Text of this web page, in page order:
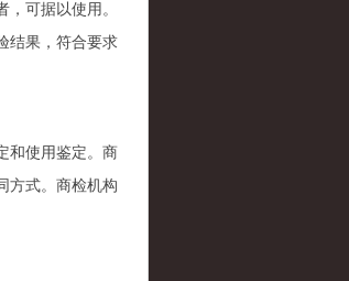
可据以使用。
结果，符合要求
和使用鉴定。商
方式。商检机构